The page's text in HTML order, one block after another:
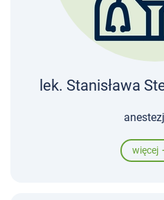
lek. Stanisława
więcej